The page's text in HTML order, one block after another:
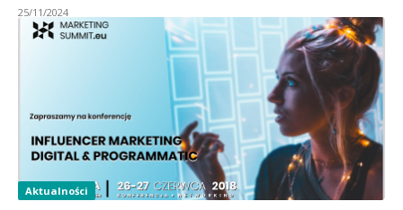
25/11/2024
Aktualności